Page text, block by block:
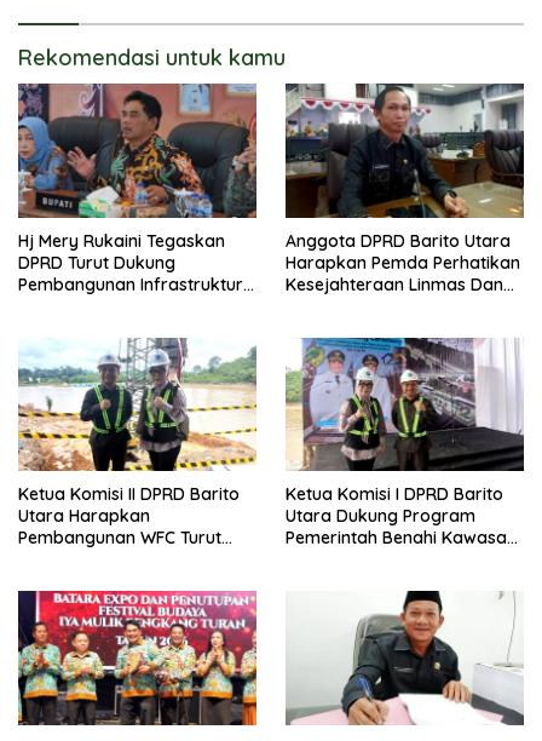
Rekomendasi untuk kamu
Hj Mery Rukaini Tegaskan
DPRD Turut Dukung
Pembangunan Infrastruktur
Anggota DPRD Barito Utara
Harapkan Pemda Perhatikan
Kesejahteraan Linmas Dan
Ketua Komisi II DPRD Barito
Utara Harapkan
Pembangunan WFC Turut
Ketua Komisi I DPRD Barito
Utara Dukung Program
Pemerintah Benahi Kawasan